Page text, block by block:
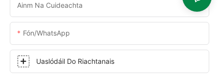
Ainm Na Cuideachta
Fón/WhatsApp
Uaslódáil Do Riachtanais